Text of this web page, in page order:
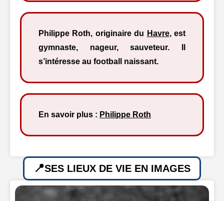
Philippe Roth, originaire du Havre, est
gymnaste, nageur, sauveteur. Il
s’intéresse au football naissant.
En savoir plus : Philippe Roth
SES LIEUX DE VIE EN IMAGES